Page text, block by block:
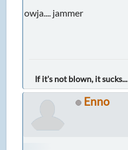
owja.... jammer
If it's not blown, it sucks...
Enno